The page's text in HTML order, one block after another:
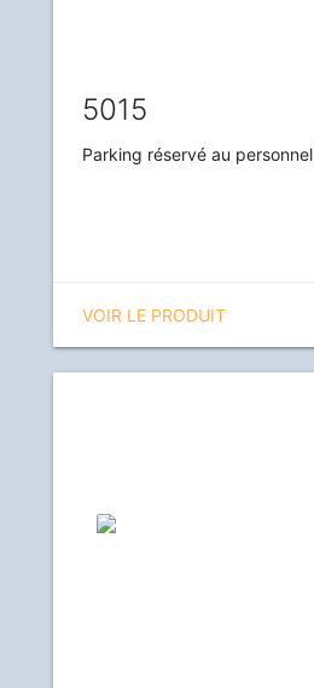
5015
Parking réservé au personnel
VOIR LE PRODUIT